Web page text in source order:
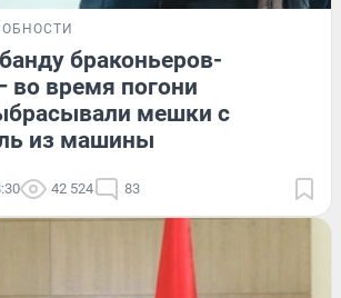
браконьеров-
во время погони
мешки с
из машины
42 524 83